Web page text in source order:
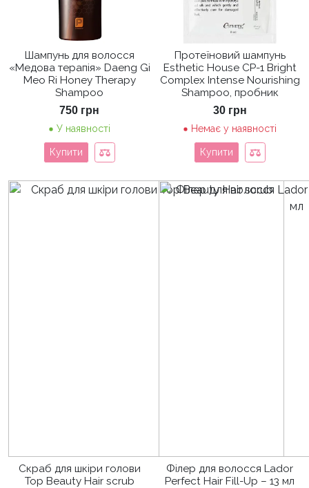
Шампунь для волосся
«Медова терапія» Daeng Gi
Meo Ri Honey Therapy
Shampoo
750 грн
У наявності
Купити
Протеїновий шампунь
Esthetic House CP-1 Bright
Complex Intense Nourishing
Shampoo, пробник
30 грн
Немає у наявності
Купити
Скраб для шкіри голови
Top Beauty Hair scrub
Філер для волосся Lador
Perfect Hair Fill-Up – 13 мл